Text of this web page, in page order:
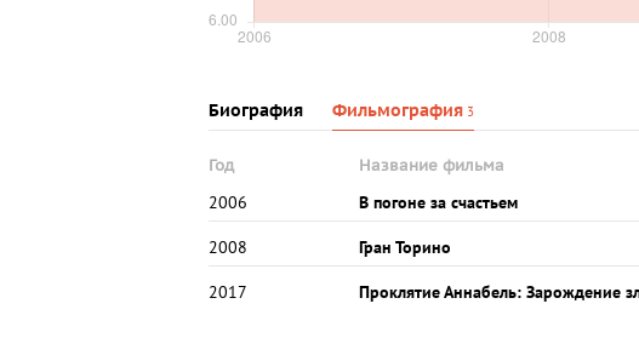
Биография Фильмография 3
Год Название фильма
2006 В погоне за счастьем
2008 Гран Торино
2017 Проклятие Аннабель: Зарождение